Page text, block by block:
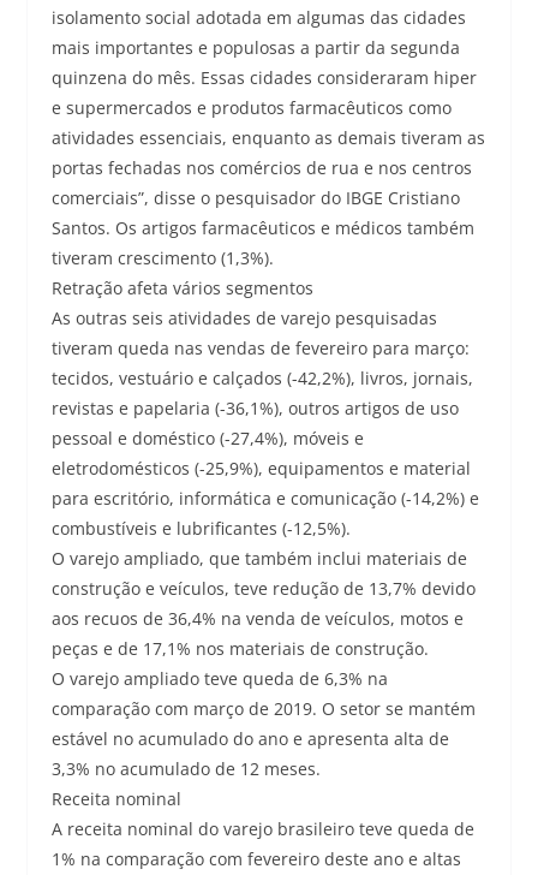
isolamento social adotada em algumas das cidades
mais importantes e populosas a partir da segunda
quinzena do mês. Essas cidades consideraram hiper
e supermercados e produtos farmacêuticos como
atividades essenciais, enquanto as demais tiveram as
portas fechadas nos comércios de rua e nos centros
comerciais”, disse o pesquisador do IBGE Cristiano
Santos. Os artigos farmacêuticos e médicos também
tiveram crescimento (1,3%).
Retração afeta vários segmentos
As outras seis atividades de varejo pesquisadas
tiveram queda nas vendas de fevereiro para março:
tecidos, vestuário e calçados (-42,2%), livros, jornais,
revistas e papelaria (-36,1%), outros artigos de uso
pessoal e doméstico (-27,4%), móveis e
eletrodomésticos (-25,9%), equipamentos e material
para escritório, informática e comunicação (-14,2%) e
combustíveis e lubrificantes (-12,5%).
O varejo ampliado, que também inclui materiais de
construção e veículos, teve redução de 13,7% devido
aos recuos de 36,4% na venda de veículos, motos e
peças e de 17,1% nos materiais de construção.
O varejo ampliado teve queda de 6,3% na
comparação com março de 2019. O setor se mantém
estável no acumulado do ano e apresenta alta de
3,3% no acumulado de 12 meses.
Receita nominal
A receita nominal do varejo brasileiro teve queda de
1% na comparação com fevereiro deste ano e altas